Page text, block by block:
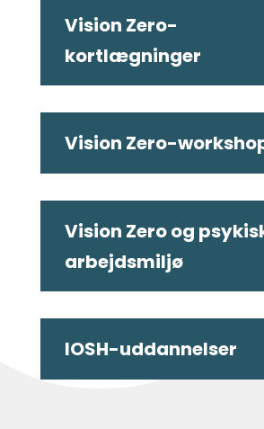
Vision Zero-
kortlægninger
Vision Zero-
Vision Zero og
arbejdsmiljø
IOSH-uddannelser